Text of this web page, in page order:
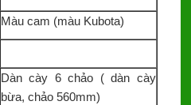
Màu cam (màu Kubota)
Dàn cày 6 chảo ( dàn cày
bừa, chảo 560mm)